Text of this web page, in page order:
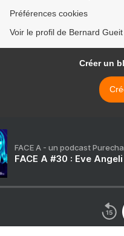
Préférences cookies
Voir le profil de Bernard
Créer un
FACE A - un podcast
FACE A #30 : Eve